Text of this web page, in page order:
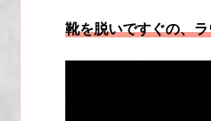
靴を脱いですぐの、